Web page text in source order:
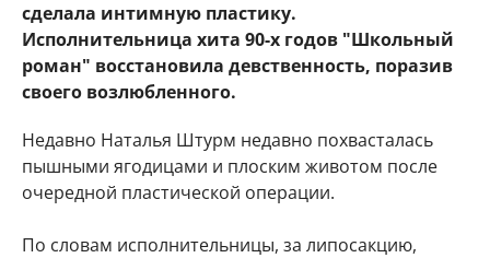
сделала интимную пластику.
Исполнительница хита 90-х годов "Школьный
роман" восстановила девственность, поразив
своего возлюбленного.
Недавно Наталья Штурм недавно похвасталась
пышными ягодицами и плоским животом после
очередной пластической операции.
По словам исполнительницы, за липосакцию,